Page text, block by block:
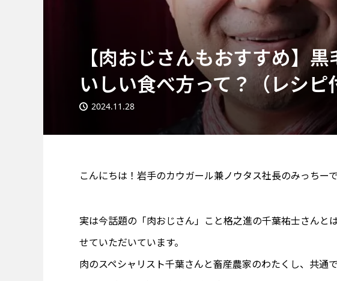
【肉おじさんもおすすめ】
いしい食べ方って？（レシピ
2024.11.28
こんにちは！岩手のカウガール兼ノウタス社長のみっちー
実は今話題の「肉おじさん」こと格之進の千葉祐士さんと
せていただいています。
肉のスペシャリスト千葉さんと畜産農家のわたくし、共通